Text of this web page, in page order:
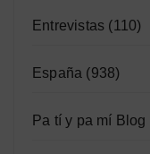
Entrevistas (110)
España (938)
Pa tí y pa mí Blog